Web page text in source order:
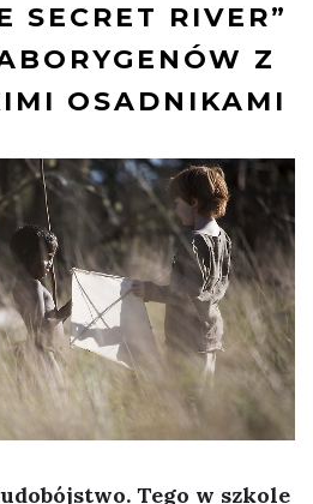
SECRET RIVER”
Z
OSADNIKAMI
Tego w szkole